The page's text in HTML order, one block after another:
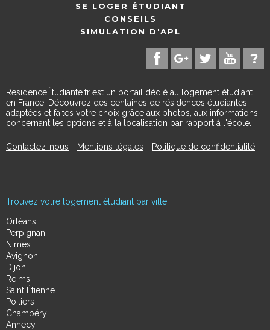
SE LOGER ÉTUDIANT
CONSEILS
SIMULATION D'APL
RésidenceÉtudiante.fr est un portail dédié au logement étudiant
en France. Découvrez des centaines de résidences étudiantes
adaptées et faites votre choix grâce aux photos, aux informations
concernant les options et à la localisation par rapport à l'école.
Contactez-nous - Mentions légales - Politique de confidentialité
Trouvez votre logement étudiant par ville
Orléans
Perpignan
Nimes
Avignon
Dijon
Reims
Saint Étienne
Poitiers
Chambéry
Annecy